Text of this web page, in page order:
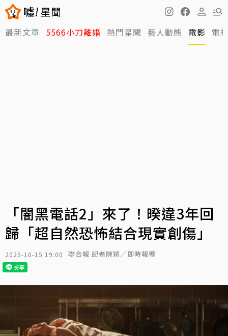
最新文章 5566小刀離婚 熱門星聞 藝人動態 電影 電
「闇黑電話2」來了！暌違3年回
歸「超自然恐怖結合現實創傷」
2025-10-15 19:00 聯合報 記者陳穎／即時報導